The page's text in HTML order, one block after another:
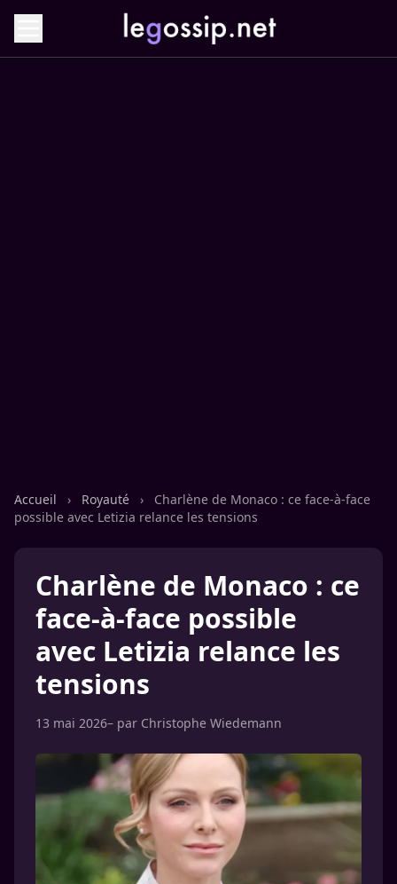
Accueil › Royauté ›
Charlène de Monaco : ce face-à-face
possible avec Letizia relance les tensions
Charlène de Monaco : ce
face-à-face possible
avec Letizia relance les
tensions
13 mai 2026– par Christophe Wiedemann